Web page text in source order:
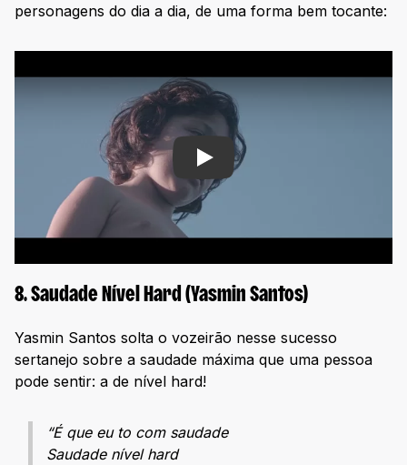
personagens do dia a dia, de uma forma bem tocante:
Play
8. Saudade Nível Hard (Yasmin Santos)
Yasmin Santos solta o vozeirão nesse sucesso
sertanejo sobre a saudade máxima que uma pessoa
pode sentir: a de nível hard!
“É que eu to com saudade
Saudade nível hard